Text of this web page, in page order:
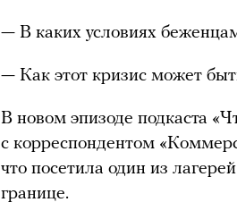
— В каких условиях
— Как этот кризис может
В новом эпизоде подкаста
с корреспондентом
что посетила один из
границе.